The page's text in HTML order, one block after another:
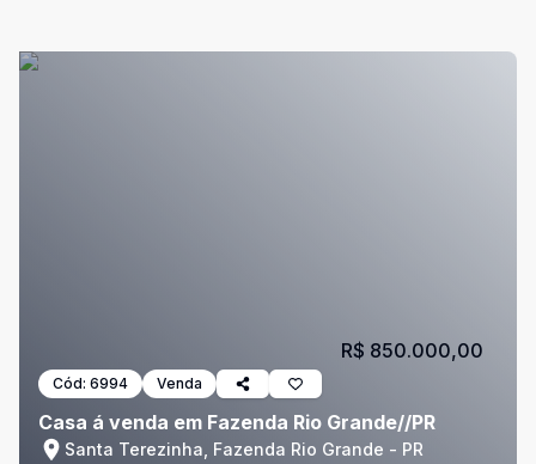
Cód: 6994 Venda
Casa á venda em Fazenda Rio Grande//PR
Santa Terezinha, Fazenda Rio Grande - PR
R$ 850.000,00